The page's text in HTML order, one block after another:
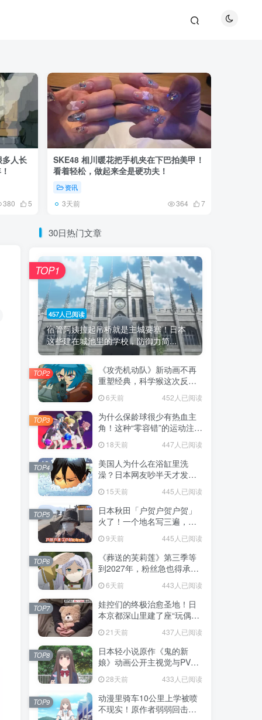
人长
380 5
SKE48 相川暖花把手机夹在下巴拍美甲！
看着轻松，做起来全是硬功夫！
资讯
3天前 364 7
30日热门文章
457人已阅读
宿管阿姨拉起吊桥就是主城要塞！日本
这些建在城池里的学校，防御力简...
TOP1
《攻壳机动队》新动画不再
重塑经典，科学猴这次反而
6天前 452人已阅读
TOP2
为什么保龄球很少有热血主
角！这种“零容错”的运动注定
们的生活！
18天前 447人已阅读
TOP3
美国人为什么在浴缸里洗
澡？日本网友吵半天才发
藏在浴室地板里！
15天前 445人已阅读
TOP4
日本秋田「户贺户贺户贺」
火了！一个地名写三遍，竟
不是玩梗而是150年旧账！
9天前 445人已阅读
TOP5
《葬送的芙莉莲》第三季等
到2027年，粉丝急也得承认
这次慢得有道理！
6天前 443人已阅读
TOP6
娃控们的终极治愈圣地！日
本京都深山里建了座“玩偶神
社”，不仅能拍照还能给娃祈
福！21天前 437人已阅读
TOP7
日本轻小说原作《鬼的新
娘》动画公开主视觉与PV，
7月5日开播！妖怪新娘设定
太会挑人！
28天前 433人已阅读
TOP8
动漫里骑车10公里上学被喷
不现实！原作者弱弱回击：
TOP9